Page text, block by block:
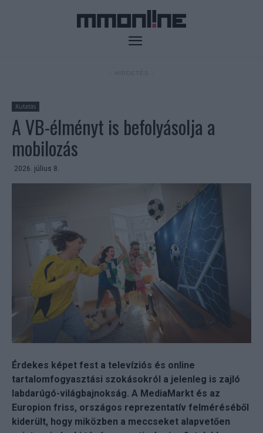
Kutatás
A VB-élményt is befolyásolja a
mobilozás
2026. július 8.
Érdekes képet fest a televíziós és online
tartalomfogyasztási szokásokról a jelenleg is zajló
labdarúgó-világbajnokság. A MediaMarkt és az
Europion friss, országos reprezentatív felméréséből
kiderült, hogy miközben a meccseket alapvetően